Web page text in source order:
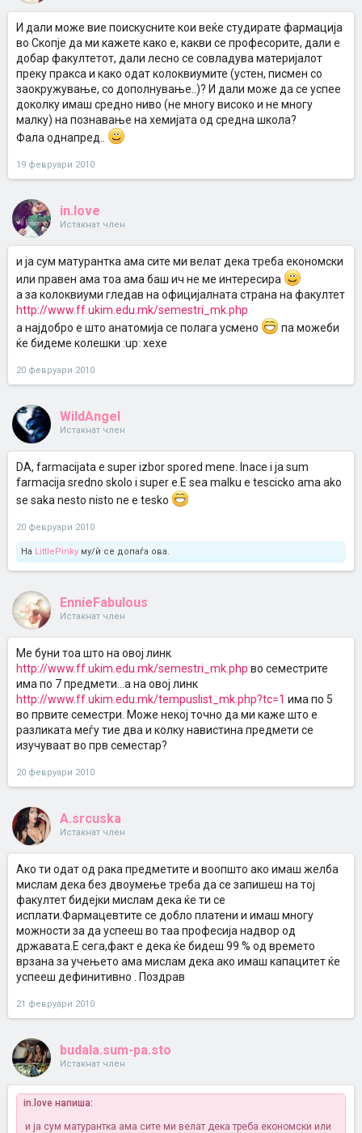
И дали може вие поискусните кои веќе студирате фармација
во Скопје да ми кажете како е, какви се професорите, дали е
добар факултетот, дали лесно се совладува материјалот
преку пракса и како одат колоквиумите (устен, писмен со
заокружување, со дополнување..)? И дали може да се успее
доколку имаш средно ниво (не многу високо и не многу
малку) на познавање на хемијата од средна школа?
Фала однапред..
19 февруари 2010
in.love
Истакнат член
и ја сум матурантка ама сите ми велат дека треба економски
или правен ама тоа ама баш ич не ме интересира
а за колоквиуми гледав на официјалната страна на факултет
http://www.ff.ukim.edu.mk/semestri_mk.php
а најдобро е што анатомија се полага усмено
па можеби
ќе бидеме колешки :up: хехе
20 февруари 2010
WildAngel
Истакнат член
DA, farmacijata e super izbor spored mene. Inace i ja sum
farmacija sredno skolo i super e.E sea malku e tescicko ama ako
se saka nesto nisto ne e tesko
20 февруари 2010
На LittlePinky му/ѝ се допаѓа ова.
EnnieFabulous
Истакнат член
Ме буни тоа што на овој линк
http://www.ff.ukim.edu.mk/semestri_mk.php во семестрите
има по 7 предмети...а на овој линк
http://www.ff.ukim.edu.mk/tempuslist_mk.php?tc=1 има по 5
во првите семестри. Може некој точно да ми каже што е
разликата меѓу тие два и колку навистина предмети се
изучуваат во прв семестар?
20 февруари 2010
A.srcuska
Истакнат член
Ако ти одат од рака предметите и воопшто ако имаш желба
мислам дека без двоумење треба да се запишеш на тој
факултет бидејки мислам дека ќе ти се
исплати.Фармацевтите се добло платени и имаш многу
можности за да успееш во таа професија надвор од
државата.Е сега,факт е дека ќе бидеш 99 % од времето
врзана за учењето ама мислам дека ако имаш капацитет ќе
успееш дефинитивно . Поздрав
21 февруари 2010
budala.sum-pa.sto
Истакнат член
in.love напиша:
и ја сум матурантка ама сите ми велат дека треба економски или